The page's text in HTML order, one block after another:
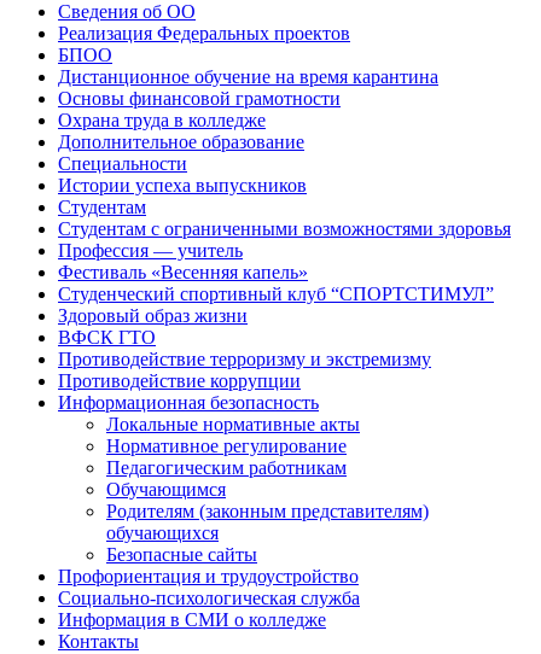
Сведения об ОО
Реализация Федеральных проектов
БПОО
Дистанционное обучение на время карантина
Основы финансовой грамотности
Охрана труда в колледже
Дополнительное образование
Специальности
Истории успеха выпускников
Студентам
Студентам с ограниченными возможностями здоровья
Профессия — учитель
Фестиваль «Весенняя капель»
Студенческий спортивный клуб “СПОРТСТИМУЛ”
Здоровый образ жизни
ВФСК ГТО
Противодействие терроризму и экстремизму
Противодействие коррупции
Информационная безопасность
Локальные нормативные акты
Нормативное регулирование
Педагогическим работникам
Обучающимся
Родителям (законным представителям)
обучающихся
Безопасные сайты
Профориентация и трудоустройство
Социально-психологическая служба
Информация в СМИ о колледже
Контакты